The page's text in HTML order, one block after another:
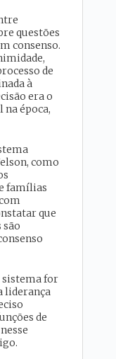
questões
consenso.
de
à
era o
na época,
como
famílias
que
sistema for
liderança
de